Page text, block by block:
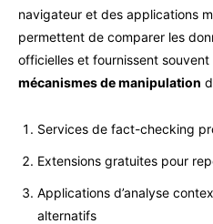
navigateur et des applications
permettent de comparer les
officielles et fournissent
mécanismes de manipulation
Services de fact-checking
Extensions gratuites pour
Applications d’analyse
alternatifs